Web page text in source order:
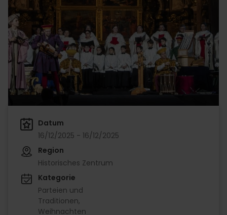
Datum
16/12/2025 - 16/12/2025
Region
Historisches Zentrum
Kategorie
Parteien und
Traditionen
Weihnachten